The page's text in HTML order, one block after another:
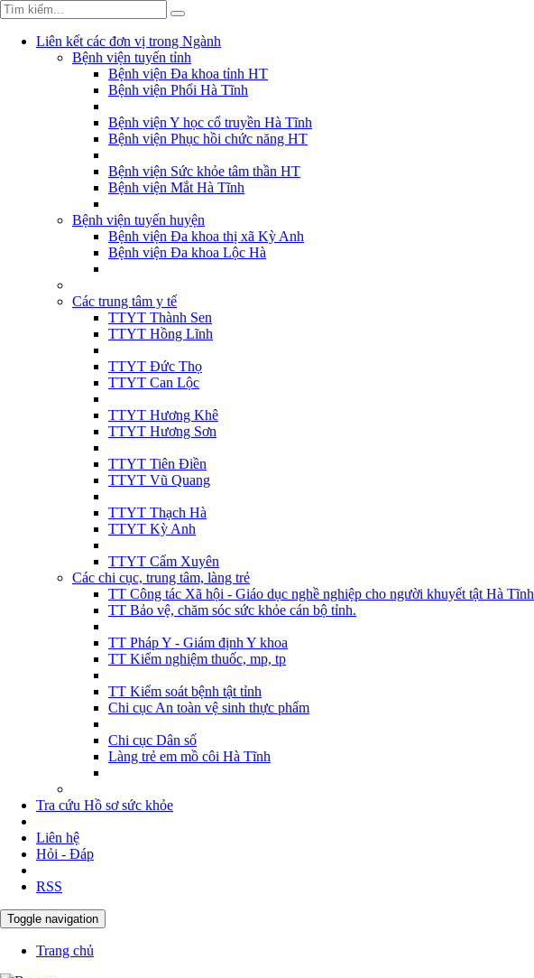
Liên kết các đơn vị trong Ngành
Bệnh viện tuyến tỉnh
Bệnh viện Đa khoa tỉnh HT
Bệnh viện Phổi Hà Tĩnh
Bệnh viện Y học cổ truyền Hà Tĩnh
Bệnh viện Phục hồi chức năng HT
Bệnh viện Sức khỏe tâm thần HT
Bệnh viện Mắt Hà Tĩnh
Bệnh viện tuyến huyện
Bệnh viện Đa khoa thị xã Kỳ Anh
Bệnh viện Đa khoa Lộc Hà
Các trung tâm y tế
TTYT Thành Sen
TTYT Hồng Lĩnh
TTYT Đức Thọ
TTYT Can Lộc
TTYT Hương Khê
TTYT Hương Sơn
TTYT Tiên Điền
TTYT Vũ Quang
TTYT Thạch Hà
TTYT Kỳ Anh
TTYT Cẩm Xuyên
Các chi cục, trung tâm, làng trẻ
TT Công tác Xã hội - Giáo dục nghề nghiệp cho người khuyết tật Hà Tĩnh
TT Bảo vệ, chăm sóc sức khỏe cán bộ tỉnh.
TT Pháp Y - Giám định Y khoa
TT Kiểm nghiệm thuốc, mp, tp
TT Kiểm soát bệnh tật tỉnh
Chi cục An toàn vệ sinh thực phẩm
Chi cục Dân số
Làng trẻ em mồ côi Hà Tĩnh
Tra cứu Hồ sơ sức khỏe
Liên hệ
Hỏi - Đáp
RSS
Toggle navigation
Trang chủ